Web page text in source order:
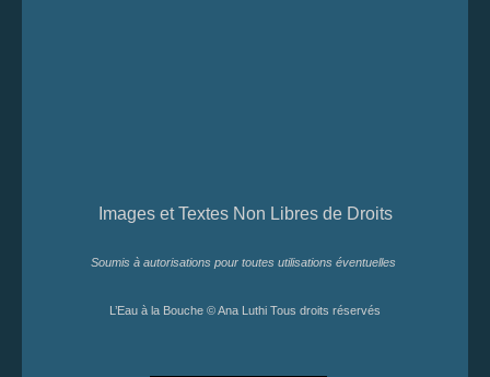
Images et Textes Non Libres de Droits
Soumis à autorisations pour toutes utilisations éventuelles
L’Eau à la Bouche © Ana Luthi Tous droits réservés